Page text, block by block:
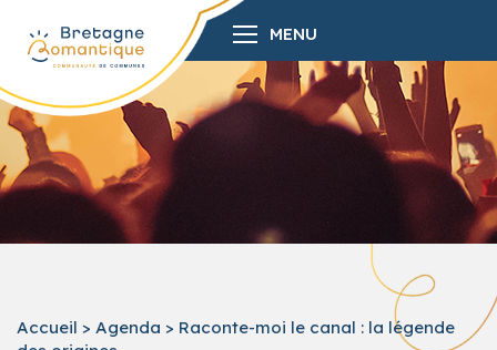
MENU
Accueil > Agenda > Raconte-moi le canal : la légende